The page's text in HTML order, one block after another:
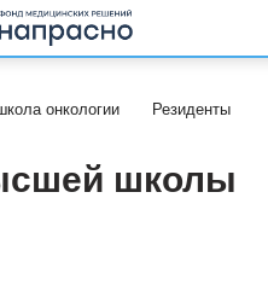
онкологии
Резиденты
школы